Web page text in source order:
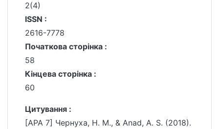
2(4)
ISSN :
2616-7778
Початкова сторінка :
58
Кінцева сторінка :
60
Цитування :
[APA 7] Чернуха, Н. М., & Anad, A. S. (2018).